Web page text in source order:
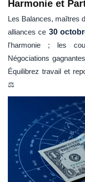
Harmonie et
Les Balances, maîtres
alliances ce 30
l'harmonie ; les
Négociations
Équilibrez travail et
⚖️